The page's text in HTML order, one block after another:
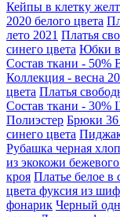
Кейпы в клетку
2020 белого цвета
лето 2021 Платья
синего цвета Юбки в
Состав ткани - 50%
Коллекция - весна
цвета Платья
Состав ткани - 30%
Полиэстер Брюки 36
синего цвета
Рубашка черная
из экокожи
кроя Платье белое
цвета фуксия из
фонарик Черный